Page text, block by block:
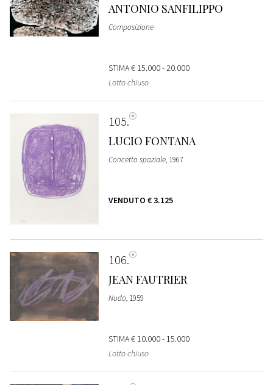
ANTONIO SANFILIPPO
Composizione
STIMA€ 15.000 - 20.000
Lotto chiuso
105
LUCIO FONTANA
Concetto spaziale, 1967
VENDUTO € 3.125
106
JEAN FAUTRIER
Nudo, 1959
STIMA€ 10.000 - 15.000
Lotto chiuso